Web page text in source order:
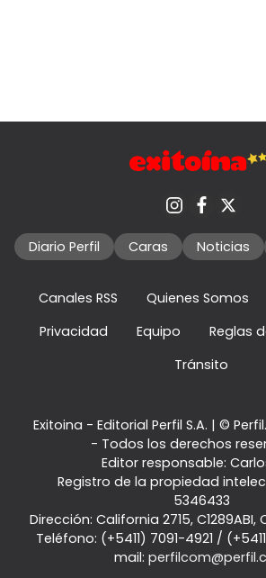
Diario Perfil Caras Noticias
Canales RSS Quienes Somos
Privacidad
Equipo
Reglas
Tránsito
Exitoina - Editorial Perfil S.A. | ©
- Todos los derechos
Editor responsable:
Registro de la propiedad
5346433
Dirección: California 2715, C1289ABI,
Teléfono: (+5411) 7091-4921 /
mail: